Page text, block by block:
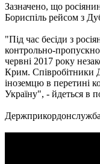
Зазначено, що
Бориспіль рейсом з
"Під час бесіди з
контрольно-
червні 2017 року
Крим. Співробітники
іноземцю в перетині
Україну", - йдеться в
Держприкордонслужба